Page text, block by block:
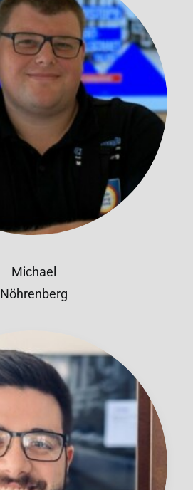
Michael
Nöhrenberg